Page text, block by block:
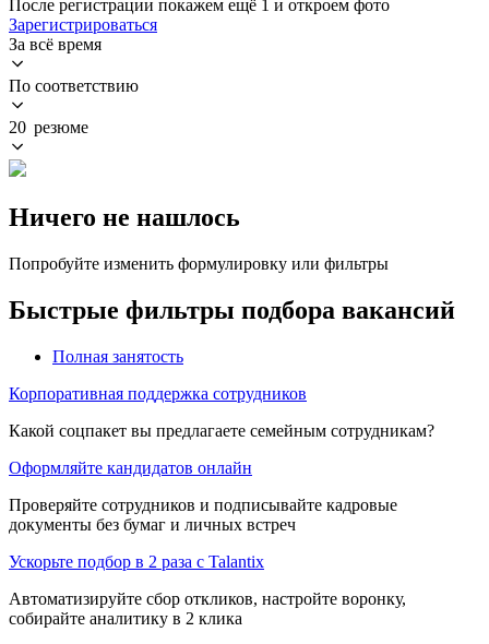
После регистрации покажем ещё 1 и откроем фото
Зарегистрироваться
За всё время
По соответствию
20 резюме
Ничего не нашлось
Попробуйте изменить формулировку или фильтры
Быстрые фильтры подбора вакансий
Полная занятость
Корпоративная поддержка сотрудников
Какой соцпакет вы предлагаете семейным сотрудникам?
Оформляйте кандидатов онлайн
Проверяйте сотрудников и подписывайте кадровые
документы без бумаг и личных встреч
Ускорьте подбор в 2 раза с Talantix
Автоматизируйте сбор откликов, настройте воронку,
собирайте аналитику в 2 клика